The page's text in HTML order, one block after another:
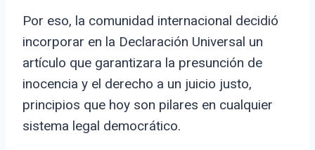
Por eso, la comunidad internacional decidió
incorporar en la Declaración Universal un
artículo que garantizara la presunción de
inocencia y el derecho a un juicio justo,
principios que hoy son pilares en cualquier
sistema legal democrático.